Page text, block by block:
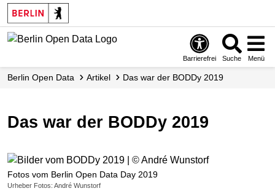
Skip
to
main
Barrierefrei Suche Menü
Berlin Open Data Artikel Das war der BODDy 2019
Das war der BODDy 2019
Fotos vom Berlin Open Data Day 2019
Urheber Fotos: André Wunstorf